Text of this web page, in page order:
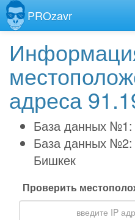
PROzavr
адреса
База данных №1:
База данных №2:
Бишкек
Проверить